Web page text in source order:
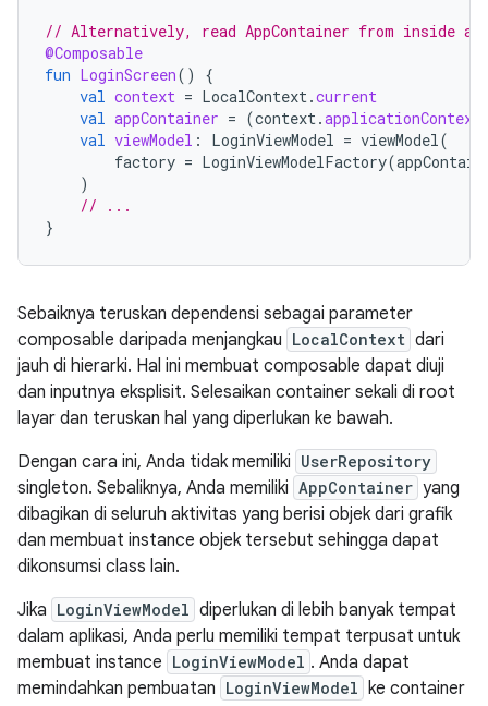
// Alternatively, read AppContainer from inside a
@Composable
fun LoginScreen()
{
val context = LocalContext.current
val appContainer = (context.applicationContext
val viewModel : LoginViewModel = viewModel(
factory = LoginViewModelFactory(
)
// ...
}
Sebaiknya teruskan dependensi sebagai parameter
composable daripada menjangkau LocalContext dari
jauh di hierarki. Hal ini membuat composable dapat diuji
dan inputnya eksplisit. Selesaikan container sekali di root
layar dan teruskan hal yang diperlukan ke bawah.
Dengan cara ini, Anda tidak memiliki UserRepository
singleton. Sebaliknya, Anda memiliki AppContainer yang
dibagikan di seluruh aktivitas yang berisi objek dari grafik
dan membuat instance objek tersebut sehingga dapat
dikonsumsi class lain.
Jika LoginViewModel diperlukan di lebih banyak tempat
dalam aplikasi, Anda perlu memiliki tempat terpusat untuk
membuat instance LoginViewModel . Anda dapat
memindahkan pembuatan LoginViewModel ke container